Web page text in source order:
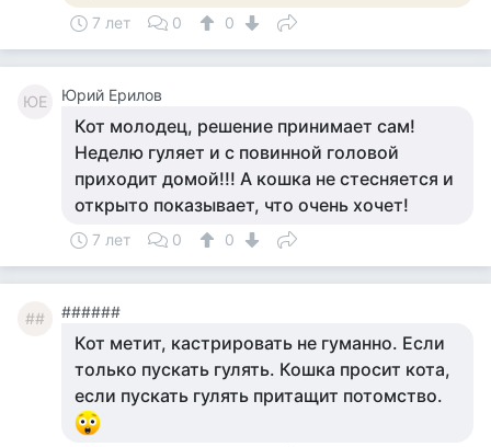
7 лет 0 0
ЮЕ Юрий Ерилов
Кот молодец, решение принимает сам!
Неделю гуляет и с повинной головой
приходит домой!!! А кошка не стесняется и
открыто показывает, что очень хочет!
7 лет 0 0
## ######
Кот метит, кастрировать не гуманно. Если
только пускать гулять. Кошка просит кота,
если пускать гулять притащит потомство.